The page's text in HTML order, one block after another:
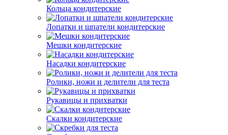
Кольца кондитерские
Лопатки и шпатели кондитерские
Мешки кондитерские
Насадки кондитерские
Ролики, ножи и делители для теста
Рукавицы и прихватки
Скалки кондитерские